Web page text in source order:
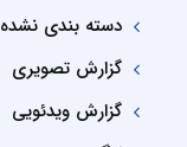
دسته بندی نشده
گزارش تصویری
گزارش ویدئویی